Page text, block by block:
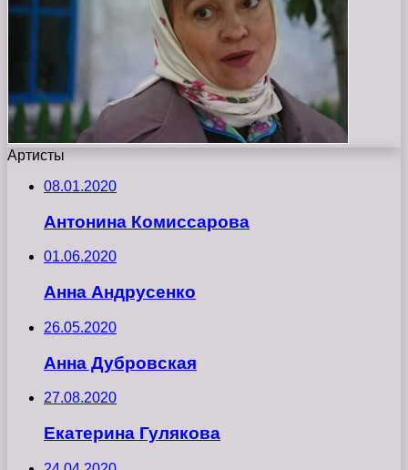
Артисты
08.01.2020
Антонина Комиссарова
01.06.2020
Анна Андрусенко
26.05.2020
Анна Дубровская
27.08.2020
Екатерина Гулякова